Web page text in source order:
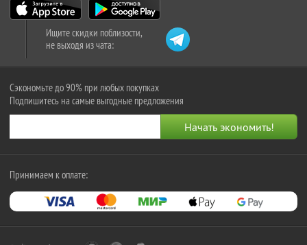
Ищите скидки поблизости,
не выходя из чата:
Сэкономьте до 90% при любых покупках
Подпишитесь на самые выгодные предложения
Принимаем к оплате: